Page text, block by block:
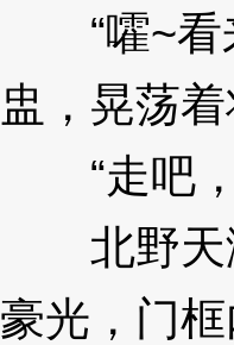
“嚯~看
盅，晃荡
“走吧，
北野天满
豪光，门